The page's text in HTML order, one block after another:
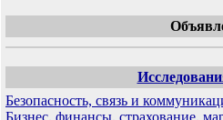
Безопасность, связь и
Бизнес, финансы, страхование,